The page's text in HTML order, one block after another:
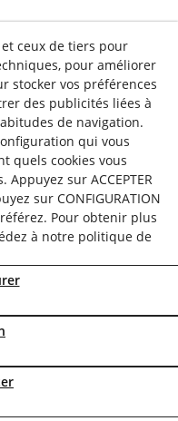
S.L. - Tous droits
ceux de tiers pour
pour améliorer
stocker vos préférences
des publicités liées à
de navigation.
qui vous
quels cookies vous
sur ACCEPTER
sur CONFIGURATION
Pour obtenir plus
à notre politique de